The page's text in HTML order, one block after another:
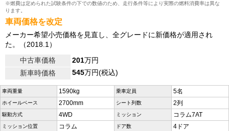
※燃費は定められた試験条件の下での数値のため、走行条件等により実際の燃料消費率は異な
ります。
車両価格を改定
メーカー希望小売価格を見直し、全グレードに新価格が適用され
た。（2018.1）
中古車価格
201万円
新車時価格
545万円(税込)
車両重量 1590kg 乗車定員 5名
ホイールベース 2700mm シート列数 2列
駆動方式 4WD ミッション コラム7AT
ミッション位置 コラム ドア数 4ドア